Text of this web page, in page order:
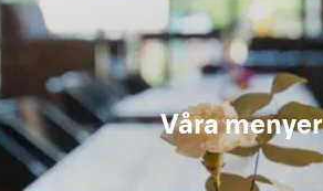
Våra menyer